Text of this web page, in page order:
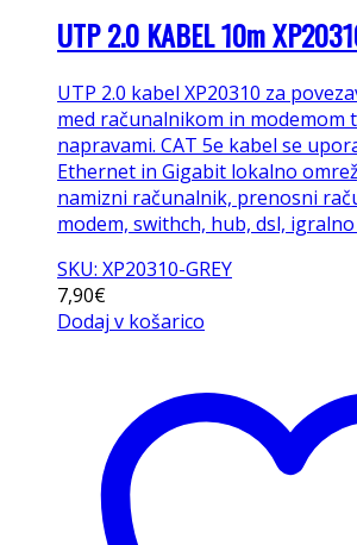
UTP 2.0 KABEL 10m
UTP 2.0 kabel XP20310 za
med računalnikom in modemom
napravami. CAT 5e kabel se
Ethernet in Gigabit lokalno
namizni računalnik, prenosni
modem, swithch, hub, dsl,
SKU: XP20310-GREY
7,90€
Dodaj v košarico